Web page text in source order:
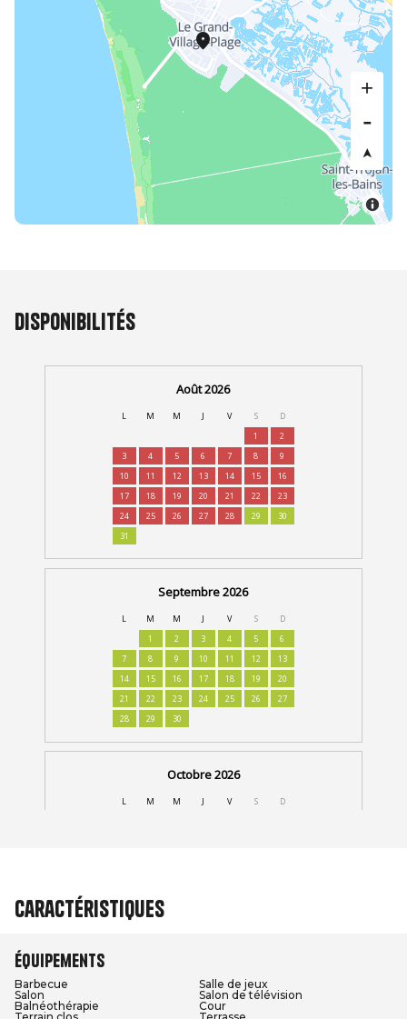
Disponibilités
Caractéristiques
Équipements
Barbecue
Salle de jeux
Salon
Salon de télévision
Balnéothérapie
Cour